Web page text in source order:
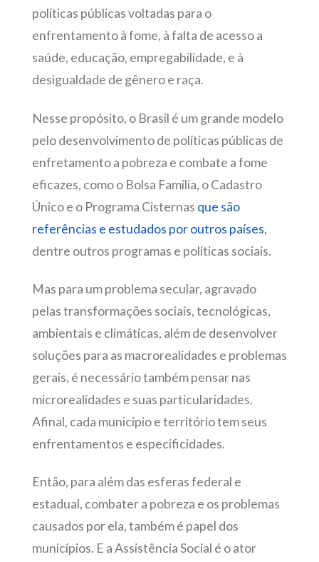
políticas públicas voltadas para o
enfrentamento à fome, à falta de acesso a
saúde, educação, empregabilidade, e à
desigualdade de gênero e raça.
Nesse propósito, o Brasil é um grande modelo
pelo desenvolvimento de políticas públicas de
enfretamento a pobreza e combate a fome
eficazes, como o Bolsa Família, o Cadastro
Único e o Programa Cisternas que são
referências e estudados por outros países,
dentre outros programas e políticas sociais.
Mas para um problema secular, agravado
pelas transformações sociais, tecnológicas,
ambientais e climáticas, além de desenvolver
soluções para as macrorealidades e problemas
gerais, é necessário também pensar nas
microrealidades e suas particularidades.
Afinal, cada município e território tem seus
enfrentamentos e especificidades.
Então, para além das esferas federal e
estadual, combater a pobreza e os problemas
causados por ela, também é papel dos
municípios. E a Assistência Social é o ator